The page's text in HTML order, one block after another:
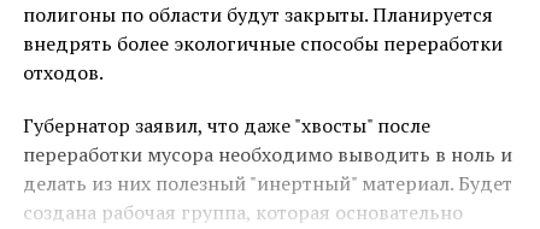
полигоны по области будут закрыты. Планируется
внедрять более экологичные способы переработки
отходов.
Губернатор заявил, что даже "хвосты" после
переработки мусора необходимо выводить в ноль и
делать из них полезный "инертный" материал. Будет
создана рабочая группа, которая основательно